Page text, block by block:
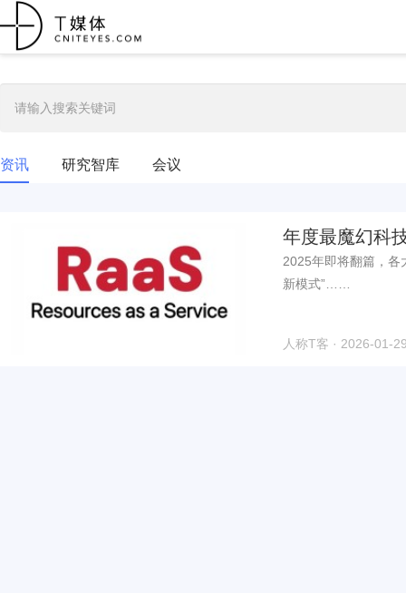
资讯 研究智库 会议
年度最魔幻科
恕不负责）
2025年即将翻篇，各
新模式”……
人称T客 · 2026-01-